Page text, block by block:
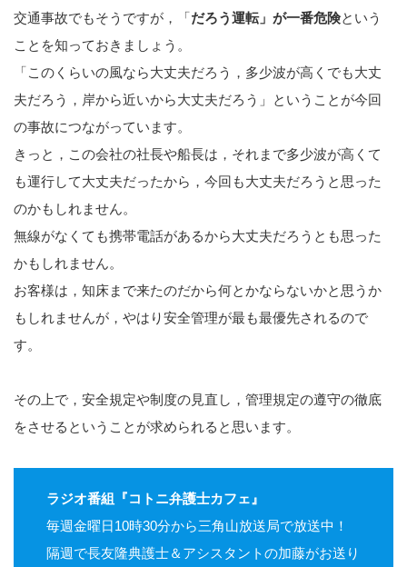
交通事故でもそうですが，「だろう運転」が一番危険という
ことを知っておきましょう。
「このくらいの風なら大丈夫だろう，多少波が高くでも大丈
夫だろう，岸から近いから大丈夫だろう」ということが今回
の事故につながっています。
きっと，この会社の社長や船長は，それまで多少波が高くて
も運行して大丈夫だったから，今回も大丈夫だろうと思った
のかもしれません。
無線がなくても携帯電話があるから大丈夫だろうとも思った
かもしれません。
お客様は，知床まで来たのだから何とかならないかと思うか
もしれませんが，やはり安全管理が最も最優先されるので
す。
その上で，安全規定や制度の見直し，管理規定の遵守の徹底
をさせるということが求められると思います。
ラジオ番組『コトニ弁護士カフェ』
毎週金曜日10時30分から三角山放送局で放送中！
隔週で長友隆典護士＆アシスタントの加藤がお送り